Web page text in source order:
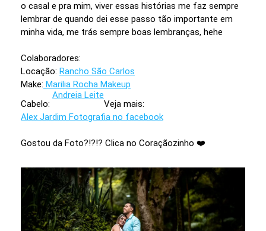
o casal e pra mim, viver essas histórias me faz sempre
lembrar de quando dei esse passo tão importante em
minha vida, me trás sempre boas lembranças, hehe
Colaboradores:
Locação: Rancho São Carlos
Make: Marilia Rocha Makeup
Cabelo:
Andreia Leite
Veja mais:
Alex Jardim Fotografia no facebook
Gostou da Foto?!?!? Clica no Coraçãozinho ❤️